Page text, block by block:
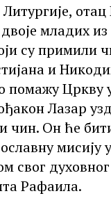
отац
младих из
су примили
и
помажу Цркву
Лазар
чин. Он ће
мисију
свог
Рафаила.